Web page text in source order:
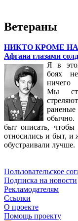
Ветераны
НИКТО КРОМЕ
Афгана глазами
Я в
боях
ничего
Мы
быт описать,
относились и быт, и
обустраивали лучше.
Пользовательское
Подписка на новости
Рекламодателям
Ссылки
О проекте
Помощь проекту